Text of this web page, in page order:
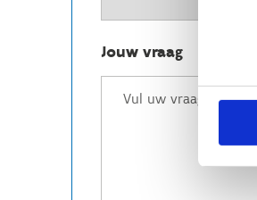
Jouw vraag